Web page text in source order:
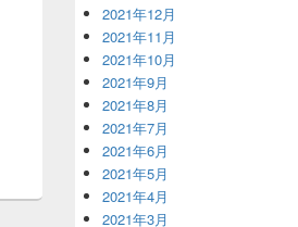
2021年12月
2021年11月
2021年10月
2021年9月
2021年8月
2021年7月
2021年6月
2021年5月
2021年4月
2021年3月